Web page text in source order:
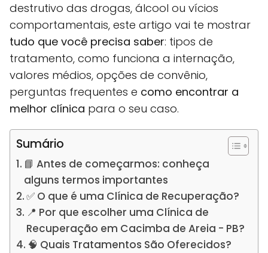
destrutivo das drogas, álcool ou vícios
comportamentais, este artigo vai te mostrar
tudo que você precisa saber: tipos de
tratamento, como funciona a internação,
valores médios, opções de convênio,
perguntas frequentes e como encontrar a
melhor clínica para o seu caso.
Sumário
📘 Antes de começarmos: conheça
alguns termos importantes
✅ O que é uma Clínica de Recuperação?
📍 Por que escolher uma Clínica de
Recuperação em Cacimba de Areia - PB?
🧠 Quais Tratamentos São Oferecidos?